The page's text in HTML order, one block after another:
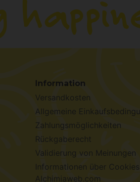
Information
Versandkosten
Allgemeine
Zahlungsmöglichkeiten
Rückgaberecht
Validierung von Meinungen
Informationen über
Alchimiaweb.com